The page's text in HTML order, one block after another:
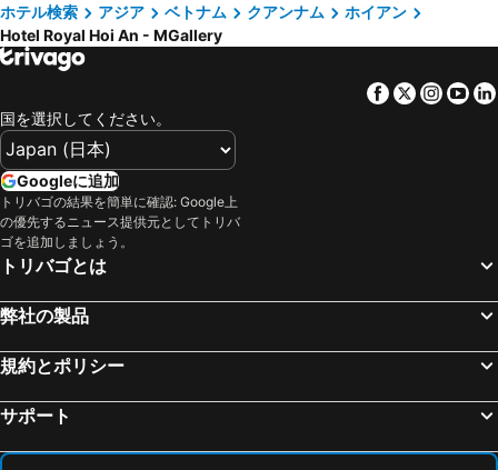
ホテル検索
アジア ベトナム クアンナム
ホイアン
Hotel Royal Hoi An - MGallery
Facebook
Twitter
国を選択してください。
Googleに追加
トリバゴの結果を簡単に確認: Google上
の優先するニュース提供元としてトリバ
ゴを追加しましょう。
トリバゴとは
弊社の製品
規約とポリシー
サポート